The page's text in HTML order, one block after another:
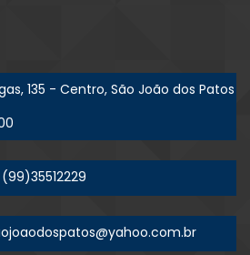
135 - Centro, São João dos Patos